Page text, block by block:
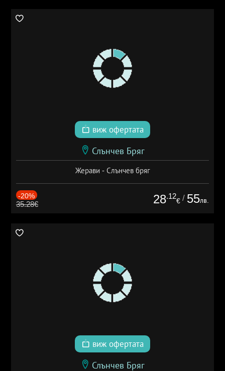
виж офертата
Слънчев Бряг
Жерави - Слънчев бряг
-20%
35.28€ 28.12
€ / 55лв.
виж офертата
Слънчев Бряг